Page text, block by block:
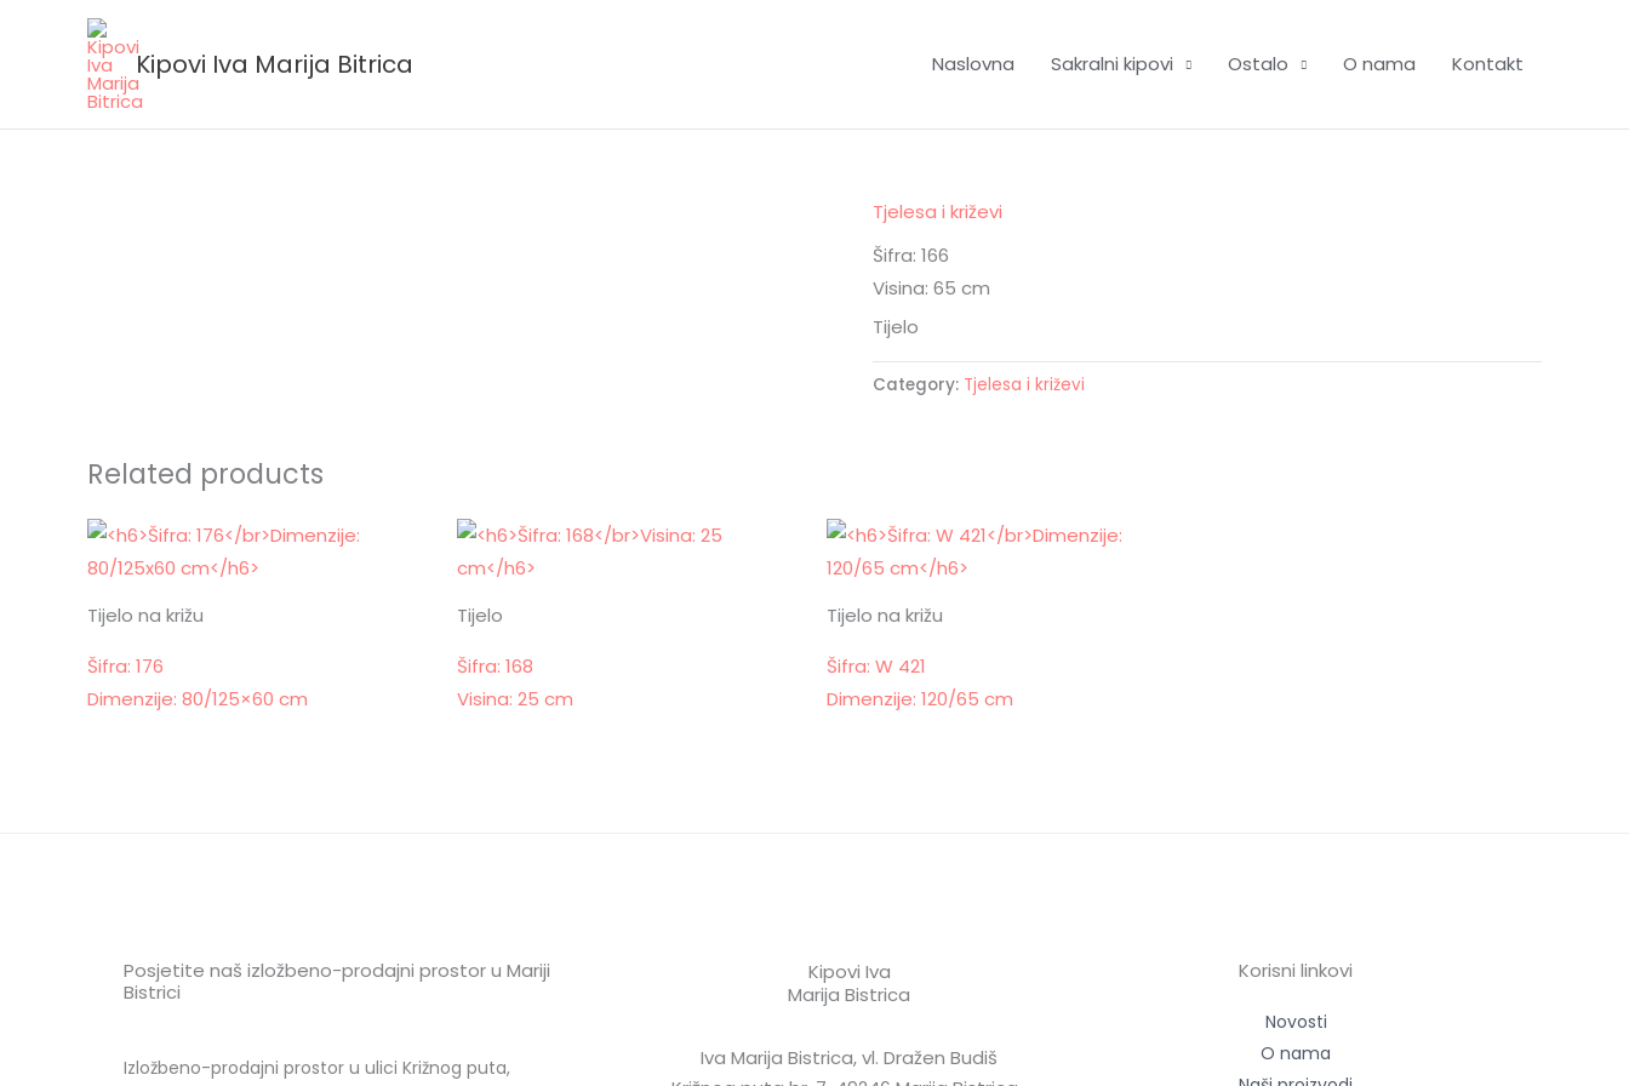
Kipovi Iva Marija Bitrica Naslovna Sakralni kipovi Ostalo O nama Kontakt
Tjelesa i križevi
Šifra: 166
Visina: 65 cm
Tijelo
Category: Tjelesa i križevi
Related products
Tijelo na križu
Šifra: 176
Dimenzije: 80/125×60 cm
Tijelo
Šifra: 168
Visina: 25 cm
Tijelo na križu
Šifra: W 421
Dimenzije: 120/65 cm
Posjetite naš izložbeno-prodajni prostor u Mariji
Bistrici
Izložbeno-prodajni prostor u ulici Križnog puta,
Kipovi Iva
Marija Bistrica
Iva Marija Bistrica, vl. Dražen Budiš
Korisni linkovi
Novosti
O nama